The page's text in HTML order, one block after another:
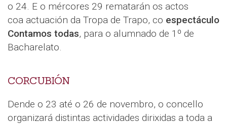
o 24. E o mércores 29 rematarán os actos
coa actuación da Tropa de Trapo, co espectáculo
Contamos todas, para o alumnado de 1º de
Bacharelato.
CORCUBIÓN
Dende o 23 até o 26 de novembro, o concello
organizará distintas actividades dirixidas a toda a